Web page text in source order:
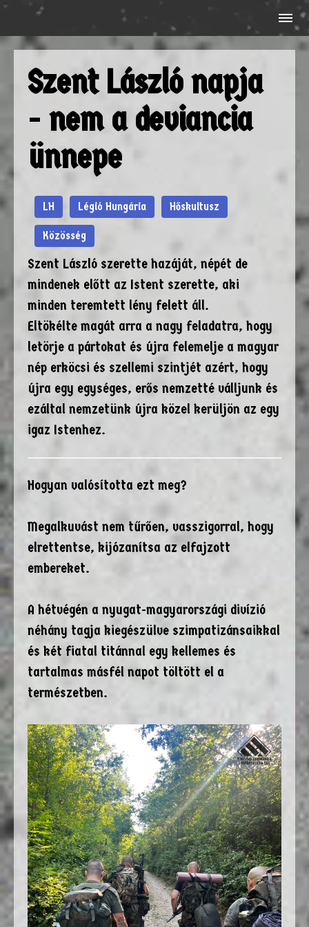
Szent László napja
- nem a deviancia
ünnepe
LH Légió Hungária Hőskultusz
Közösség
Szent László szerette hazáját, népét de
mindenek előtt az Istent szerette, aki
minden teremtett lény felett áll.
Eltökélte magát arra a nagy feladatra, hogy
letörje a pártokat és újra felemelje a magyar
nép erköcsi és szellemi szintjét azért, hogy
újra egy egységes, erős nemzetté válljunk és
ezáltal nemzetünk újra közel kerüljön az egy
igaz Istenhez.
Hogyan valósította ezt meg?
Megalkuvást nem tűrően, vasszigorral, hogy
elrettentse, kijózanítsa az elfajzott
embereket.
A hétvégén a nyugat-magyarországi divízió
néhány tagja kiegészülve szimpatizánsaikkal
és két fiatal titánnal egy kellemes és
tartalmas másfél napot töltött el a
természetben.